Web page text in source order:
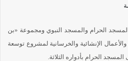
الحرام والمسجد النبوي ومجموعة «بن
والأعمال الإنشائية والخرسانية لمشروع توسعة
الحرام بأدواره الثلاثة.